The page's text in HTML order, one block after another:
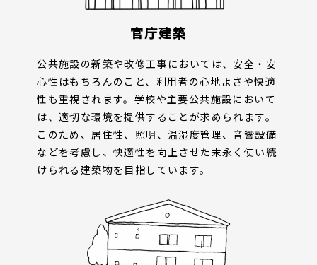
官庁建築
公共施設の新築や改修工事においては、安全・安
心性はもちろんのこと、利用者の心地よさや快適
性も重視されます。学校や主要公共施設において
は、適切な環境を提供することが求められます。
このため、居住性、照明、温湿度管理、音響設備
などを考慮し、快適性を向上させた末永く使い続
けられる建築物を目指しています。